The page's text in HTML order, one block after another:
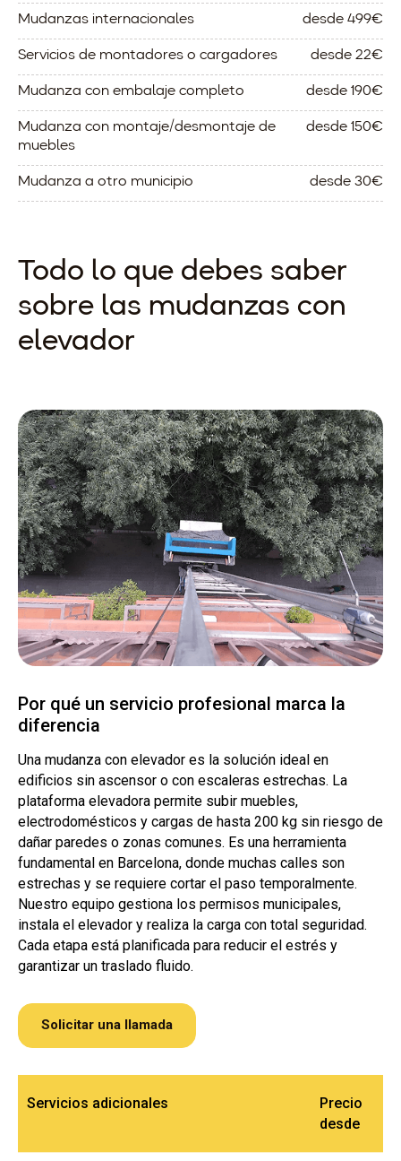
Mudanzas internacionales desde 499€
Servicios de montadores o cargadores desde 22€
Mudanza con embalaje completo desde 190€
Mudanza con montaje/desmontaje de
muebles
desde 150€
Mudanza a otro municipio desde 30€
Todo lo que debes saber
sobre las mudanzas con
elevador
Por qué un servicio profesional marca la
diferencia
Una mudanza con elevador es la solución ideal en
edificios sin ascensor o con escaleras estrechas. La
plataforma elevadora permite subir muebles,
electrodomésticos y cargas de hasta 200 kg sin riesgo de
dañar paredes o zonas comunes. Es una herramienta
fundamental en Barcelona, donde muchas calles son
estrechas y se requiere cortar el paso temporalmente.
Nuestro equipo gestiona los permisos municipales,
instala el elevador y realiza la carga con total seguridad.
Cada etapa está planificada para reducir el estrés y
garantizar un traslado fluido.
Solicitar una llamada
Servicios adicionales
Precio
desde